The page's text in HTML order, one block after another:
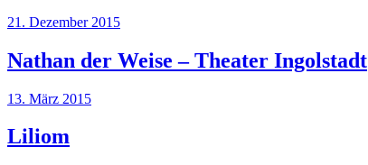
21. Dezember 2015
Nathan der Weise – Theater Ingolstadt
13. März 2015
Liliom